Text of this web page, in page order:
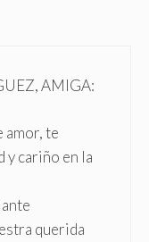
AMIGA:
amor, te
y cariño en la
querida